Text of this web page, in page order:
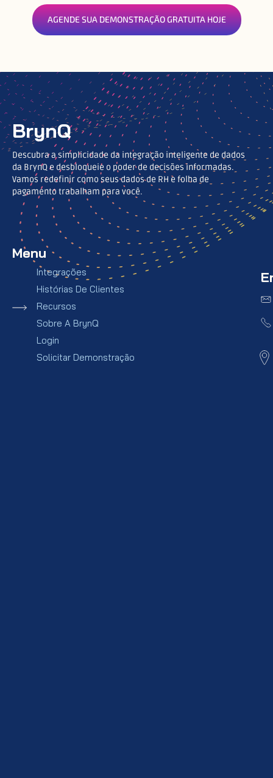
AGENDE SUA DEMONSTRAÇÃO GRATUITA HOJE
BrynQ
Descubra a simplicidade da integração inteligente de dados
da BrynQ e desbloqueie o poder de decisões informadas.
Vamos redefinir como seus dados de RH e folha de
pagamento trabalham para você.
Menu
Integrações
Histórias De Clientes
Recursos
Sobre A BrynQ
Login
Solicitar Demonstração